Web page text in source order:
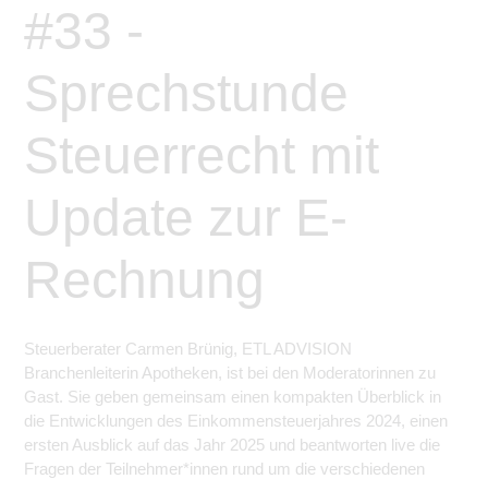
#33 -
Sprechstunde
Steuerrecht mit
Update zur E-
Rechnung
Steuerberater Carmen Brünig, ETL ADVISION
Branchenleiterin Apotheken, ist bei den Moderatorinnen zu
Gast. Sie geben gemeinsam einen kompakten Überblick in
die Entwicklungen des Einkommensteuerjahres 2024, einen
ersten Ausblick auf das Jahr 2025 und beantworten live die
Fragen der Teilnehmer*innen rund um die verschiedenen